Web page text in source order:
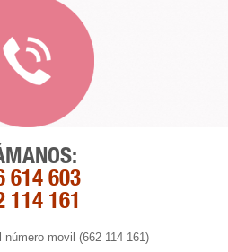
614 603
114 161
número movil (662 114 161)